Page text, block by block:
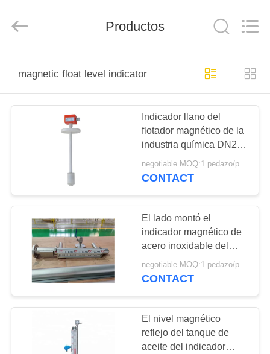
PRODUCTOS
VIAJE
FÁBRICA
CONTROL
DE
CALIDAD
Manufacturing
Productos
magnetic float level indicator
Indicador llano del
flotador magnético de la
industria química DN250
de la corrosión
negotiable MOQ:1 pedazo/pedazo
CONTACT
El lado montó el
indicador magnético de
acero inoxidable del
nivel del agua de la
protección de Frost
negotiable MOQ:1 pedazo/pedazo
CONTACT
El nivel magnético
reflejo del tanque de
aceite del indicador